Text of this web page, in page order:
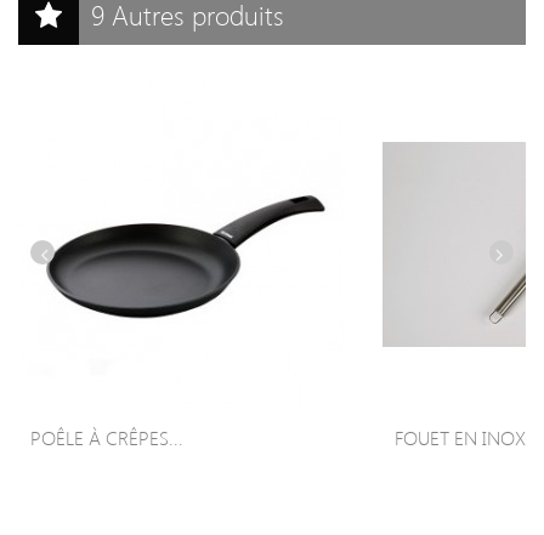
9 Autres produits
POÊLE À CRÊPES... FOUET EN INOX